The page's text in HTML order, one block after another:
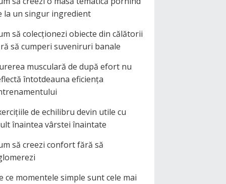
la un singur ingredient
să colecționezi obiecte din călătorii
să cumperi suveniruri banale
musculară de după efort nu
întotdeauna eficiența
de echilibru devin utile cu
înaintea vârstei înaintate
să creezi confort fără să
ce momentele simple sunt cele mai